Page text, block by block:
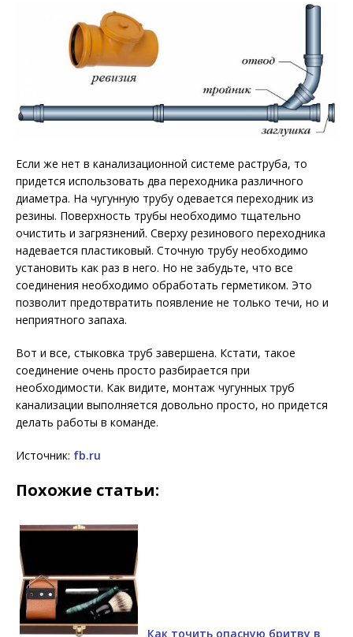
Если же нет в канализационной системе раструба, то
придется использовать два переходника различного
диаметра. На чугунную трубу одевается переходник из
резины. Поверхность трубы необходимо тщательно
очистить и загрязнений. Сверху резинового переходника
надевается пластиковый. Сточную трубу необходимо
установить как раз в него. Но не забудьте, что все
соединения необходимо обработать герметиком. Это
позволит предотвратить появление не только течи, но и
неприятного запаха.
Вот и все, стыковка труб завершена. Кстати, такое
соединение очень просто разбирается при
необходимости. Как видите, монтаж чугунных труб
канализации выполняется довольно просто, но придется
делать работы в команде.
Источник: fb.ru
Похожие статьи:
Как точить опасную бритву в